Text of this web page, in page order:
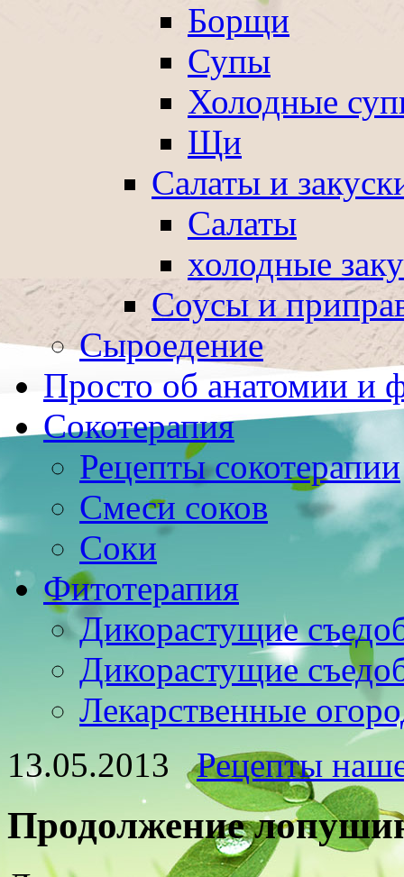
Борщи
Супы
Холодные
Щи
Салаты и
Салаты
холодные
Соусы и
Сыроедение
Просто об анатомии и
Сокотерапия
Рецепты сокотерапии
Смеси соков
Соки
Фитотерапия
Дикорастущие
Дикорастущие
Лекарственные
13.05.2013
Рецепты
Продолжение